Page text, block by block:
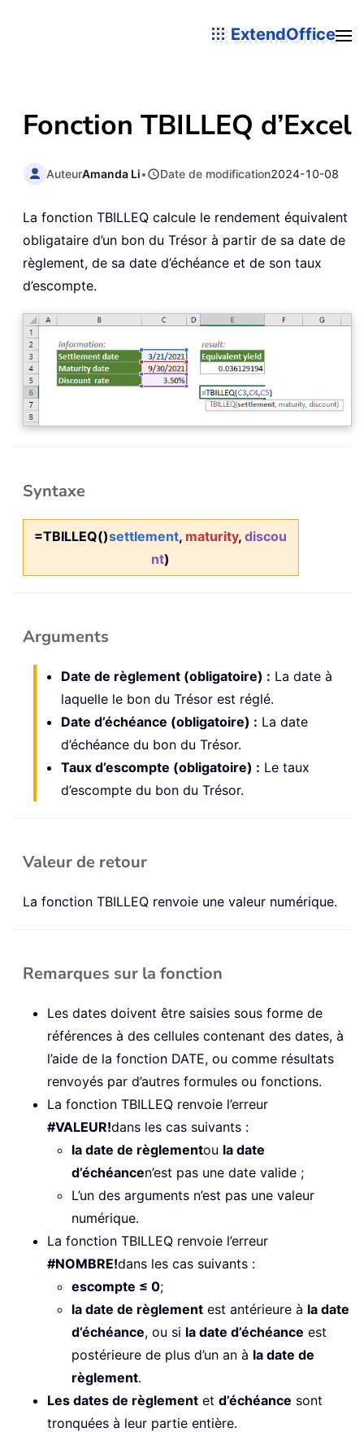
ExtendOffice
Fonction TBILLEQ d’Excel
AuteurAmanda Li• Date de modification2024-10-08
La fonction TBILLEQ calcule le rendement équivalent
obligataire d’un bon du Trésor à partir de sa date de
règlement, de sa date d’échéance et de son taux
d’escompte.
Syntaxe
=TBILLEQ()settlement, maturity,discou
nt)
Arguments
Date de règlement (obligatoire) : La date à
laquelle le bon du Trésor est réglé.
Date d’échéance (obligatoire) : La date
d’échéance du bon du Trésor.
Taux d’escompte (obligatoire) : Le taux
d’escompte du bon du Trésor.
Valeur de retour
La fonction TBILLEQ renvoie une valeur numérique.
Remarques sur la fonction
Les dates doivent être saisies sous forme de
références à des cellules contenant des dates, à
l’aide de la fonction DATE, ou comme résultats
renvoyés par d’autres formules ou fonctions.
La fonction TBILLEQ renvoie l’erreur
#VALEUR!dans les cas suivants :
la date de règlementou la date
d’échéancen’est pas une date valide ;
L’un des arguments n’est pas une valeur
numérique.
La fonction TBILLEQ renvoie l’erreur
#NOMBRE!dans les cas suivants :
escompte ≤ 0;
la date de règlement est antérieure à la date
d’échéance, ou si la date d’échéance est
postérieure de plus d’un an à la date de
règlement.
Les dates de règlement et d’échéance sont
tronquées à leur partie entière.